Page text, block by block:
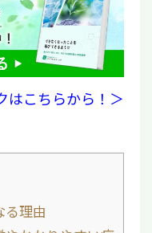
はこちらから！＞
る理由